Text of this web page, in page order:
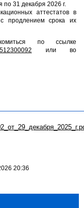
по 31 декабря 2026 г.
аттестатов в
продлением срока их
по ссылке
или во
20:36